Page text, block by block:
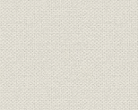
第五節 大
第六節 第
第七節 セ